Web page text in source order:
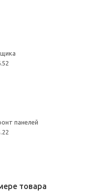
панелей
товара